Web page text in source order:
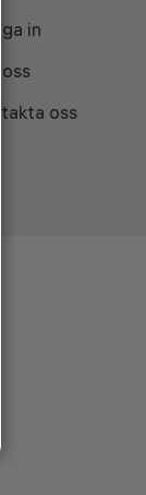
in
oss
oss